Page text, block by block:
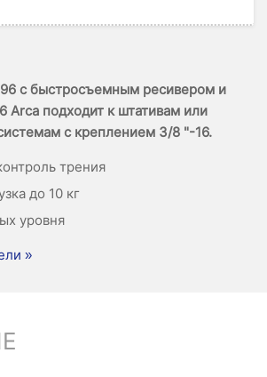
с быстросъемным ресивером и
Arca подходит к штативам или
с креплением 3/8 "-16.
трения
до 10 кг
уровня
»